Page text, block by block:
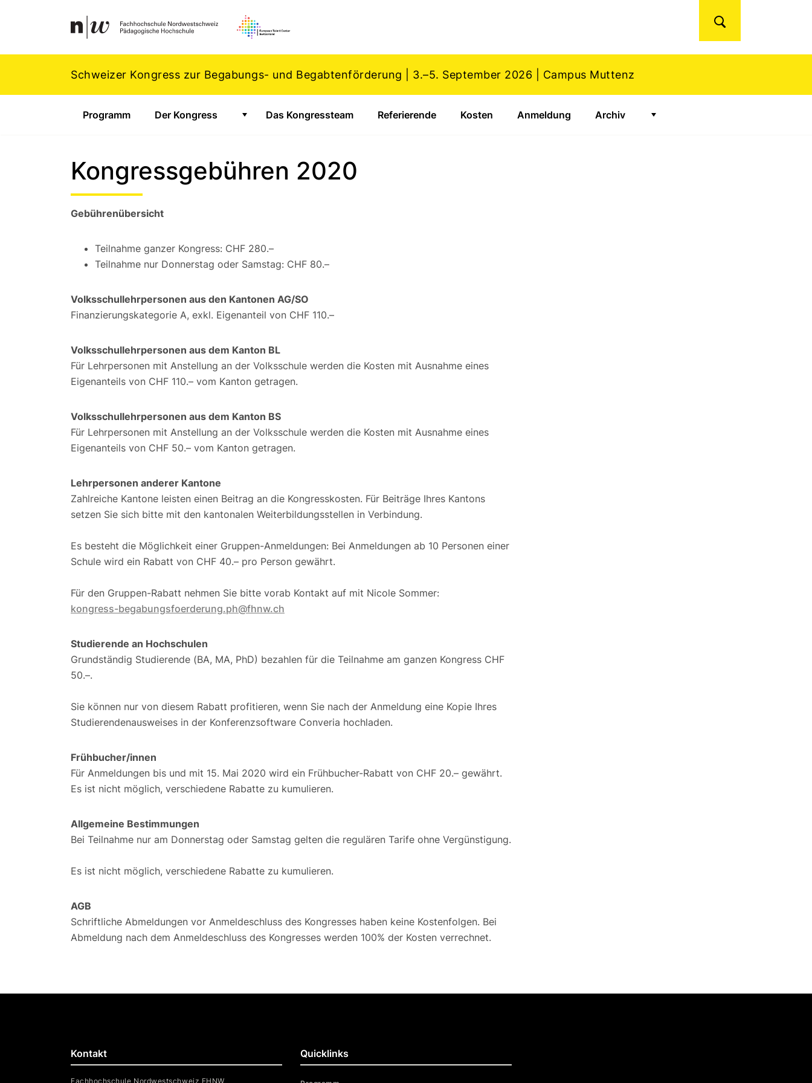
Navigation
Schweizer Kongress zur Begabungs- und Begabtenförderung | 3.–5. September 2026 | Campus Muttenz
Programm Der Kongress
Zeige Untermenü für "Der Kongress"
Das Kongressteam Referierende Kosten Anmeldung Archiv
Kongressgebühren 2020
Gebührenübersicht
Teilnahme ganzer Kongress: CHF 280.–
Teilnahme nur Donnerstag oder Samstag: CHF 80.–
Volksschullehrpersonen aus den Kantonen AG/SO
Finanzierungskategorie A, exkl. Eigenanteil von CHF 110.–
Volksschullehrpersonen aus dem Kanton BL
Für Lehrpersonen mit Anstellung an der Volksschule werden die Kosten mit Ausnahme eines
Eigenanteils von CHF 110.– vom Kanton getragen.
Volksschullehrpersonen aus dem Kanton BS
Für Lehrpersonen mit Anstellung an der Volksschule werden die Kosten mit Ausnahme eines
Eigenanteils von CHF 50.– vom Kanton getragen.
Lehrpersonen anderer Kantone
Zahlreiche Kantone leisten einen Beitrag an die Kongresskosten. Für Beiträge Ihres Kantons
setzen Sie sich bitte mit den kantonalen Weiterbildungsstellen in Verbindung.
Es besteht die Möglichkeit einer Gruppen-Anmeldungen: Bei Anmeldungen ab 10 Personen einer
Schule wird ein Rabatt von CHF 40.– pro Person gewährt.
Für den Gruppen-Rabatt nehmen Sie bitte vorab Kontakt auf mit Nicole Sommer:
kongress-begabungsfoerderung.ph@fhnw.ch
Studierende an Hochschulen
Grundständig Studierende (BA, MA, PhD) bezahlen für die Teilnahme am ganzen Kongress CHF
50.–.
Sie können nur von diesem Rabatt profitieren, wenn Sie nach der Anmeldung eine Kopie Ihres
Studierendenausweises in der Konferenzsoftware Converia hochladen.
Frühbucher/innen
Für Anmeldungen bis und mit 15. Mai 2020 wird ein Frühbucher-Rabatt von CHF 20.– gewährt.
Es ist nicht möglich, verschiedene Rabatte zu kumulieren.
Allgemeine Bestimmungen
Bei Teilnahme nur am Donnerstag oder Samstag gelten die regulären Tarife ohne Vergünstigung.
Es ist nicht möglich, verschiedene Rabatte zu kumulieren.
AGB
Schriftliche Abmeldungen vor Anmeldeschluss des Kongresses haben keine Kostenfolgen. Bei
Abmeldung nach dem Anmeldeschluss des Kongresses werden 100% der Kosten verrechnet.
Footer
Kontakt
Fachhochschule Nordwestschweiz FHNW
Quicklinks